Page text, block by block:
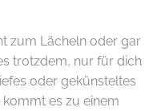
zum Lächeln oder gar
trotzdem, nur für dich
oder gekünsteltes
es zu einem